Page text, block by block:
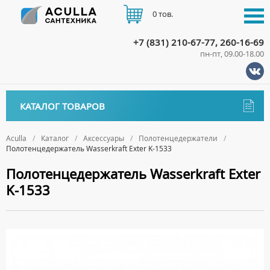
Aculla Каталог Аксессуары
Полотенцедержатели
Полотенцедержатель Wasserkraft Exter K-1533
Полотенцедержатель Wasserkraft Exter
K-1533
КАТАЛОГ ТОВАРОВ
ДИСПЕНСЕРЫ
ДОЗАТОРЫ ДЛЯ МЫЛА
ЕРШИКИ
+7 (831) 210-67-77, 260-16-69
пн-пт, 09.00-18.00
0 тов.
ДОСТАВКА
ОПЛАТА